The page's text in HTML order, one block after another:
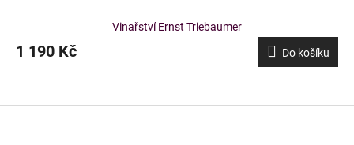
Vinařství Ernst Triebaumer
1 190 Kč Do košíku